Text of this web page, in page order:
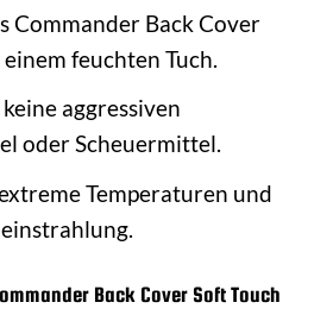
Commander Back Cover
feuchten Tuch.
aggressiven
oder Scheuermittel.
Temperaturen und
Back Cover Soft Touch